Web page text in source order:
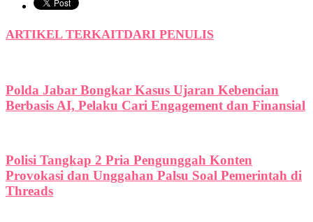
ARTIKEL TERKAITDARI PENULIS
Polda Jabar Bongkar Kasus Ujaran Kebencian
Berbasis AI, Pelaku Cari Engagement dan Finansial
Polisi Tangkap 2 Pria Pengunggah Konten
Provokasi dan Unggahan Palsu Soal Pemerintah di
Threads